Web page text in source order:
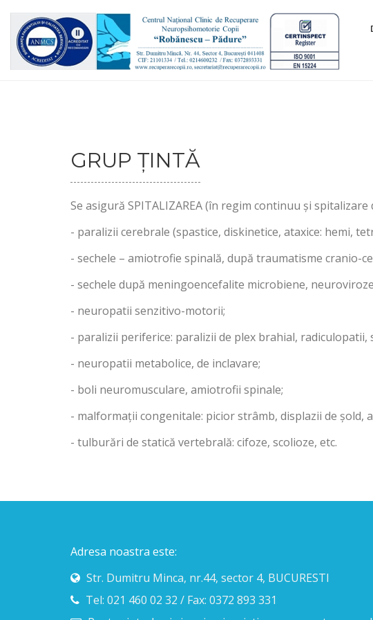
GRUP ȚINTĂ
Se asigură SPITALIZAREA (în regim continuu și
- paralizii cerebrale (spastice, diskinetice, ataxice: hemi,
- sechele – amiotrofie spinală, după traumatisme cranio-
- sechele după meningoencefalite microbiene,
- neuropatii senzitivo-motorii;
- paralizii periferice: paralizii de plex brahial, radiculopatii,
- neuropatii metabolice, de inclavare;
- boli neuromusculare, amiotrofii spinale;
- malformații congenitale: picior strâmb, displazii de șold,
- tulburări de statică vertebrală: cifoze, scolioze, etc.
Adresa noastra este:
Str. Dumitru Minca, nr.44, sector 4, BUCURESTI
Tel: 021 460 02 32 / Fax: 0372 893 331